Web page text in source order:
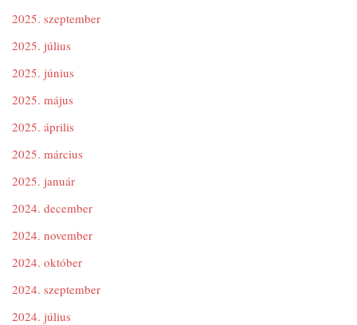
2025. szeptember
2025. július
2025. június
2025. május
2025. április
2025. március
2025. január
2024. december
2024. november
2024. október
2024. szeptember
2024. július